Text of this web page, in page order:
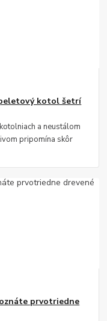
peletový kotol šetrí
a neustálom
pripomína skôr
prvotriedne